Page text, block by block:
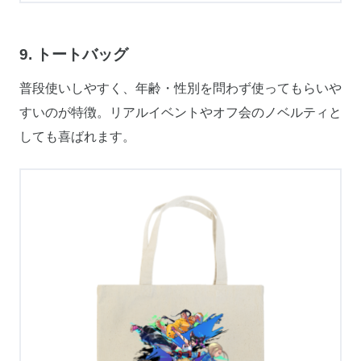
9. トートバッグ
普段使いしやすく、年齢・性別を問わず使ってもらいや
すいのが特徴。リアルイベントやオフ会のノベルティと
しても喜ばれます。